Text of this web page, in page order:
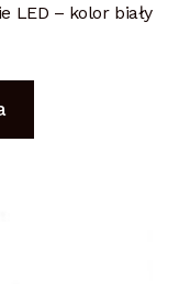
LED – kolor biały